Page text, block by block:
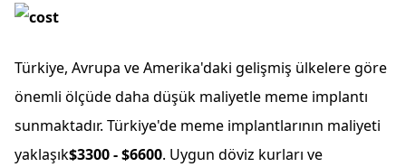
Türkiye, Avrupa ve Amerika'daki gelişmiş ülkelere göre
önemli ölçüde daha düşük maliyetle meme implantı
sunmaktadır. Türkiye'de meme implantlarının maliyeti
yaklaşık$3300 - $6600. Uygun döviz kurları ve